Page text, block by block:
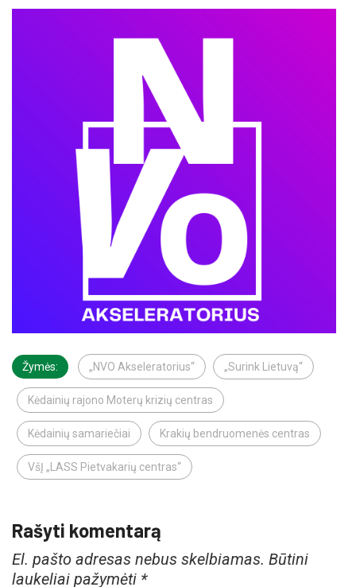
Žymės: „NVO Akseleratorius“ „Surink Lietuvą“
Kėdainių rajono Moterų krizių centras
Kėdainių samariečiai Krakių bendruomenės centras
VšĮ „LASS Pietvakarių centras“
Rašyti komentarą
El. pašto adresas nebus skelbiamas. Būtini
laukeliai pažymėti *